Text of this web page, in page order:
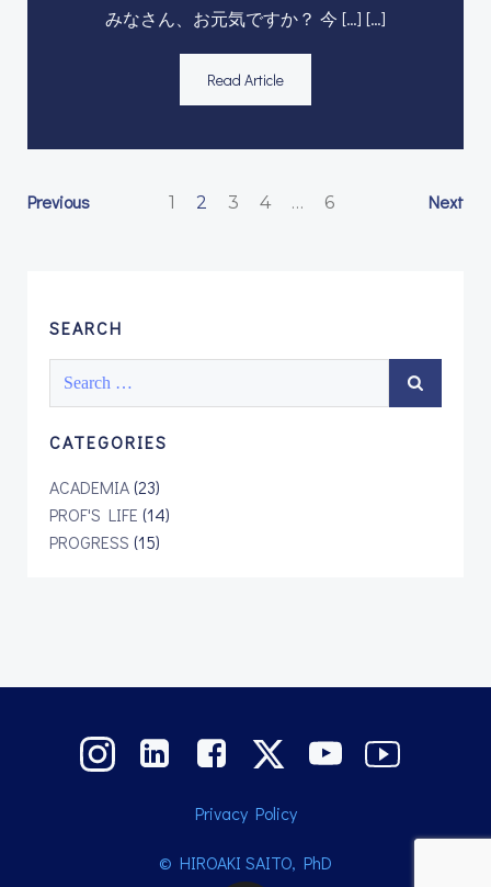
みなさん、お元気ですか？ 今 […] […]
Read Article
Posts
Previous
Posts
Page
1 Page
2 Page
3 Page
4 … Page
6 Next
SEARCH
Search
CATEGORIES
ACADEMIA(23)
PROF'S LIFE (14)
PROGRESS (15)
Privacy Policy
© HIROAKI SAITO, PhD